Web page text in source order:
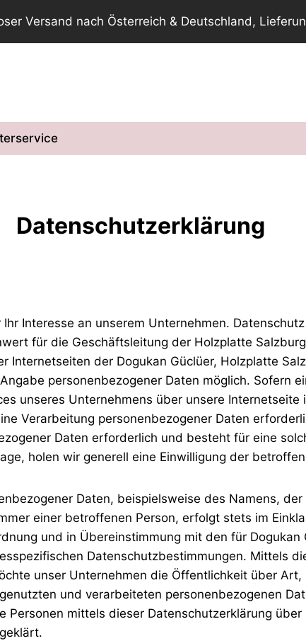
Versand nach Österreich & Deutschland,
Datenschutzerklärung
Interesse an unserem Unternehmen.
für die Geschäftsleitung der Holzplatte
Internetseiten der Dogukan Güclüer, Holzplatte
personenbezogener Daten möglich. Sofern
unseres Unternehmens über unsere Internetseite
Verarbeitung personenbezogener Daten
Daten erforderlich und besteht für eine
holen wir generell eine Einwilligung der
Daten, beispielsweise des Namens,
einer betroffenen Person, erfolgt stets im
und in Übereinstimmung mit den für Dogukan
Datenschutzbestimmungen. Mittels
unser Unternehmen die Öffentlichkeit über
und verarbeiteten personenbezogenen
Personen mittels dieser Datenschutzerklärung über